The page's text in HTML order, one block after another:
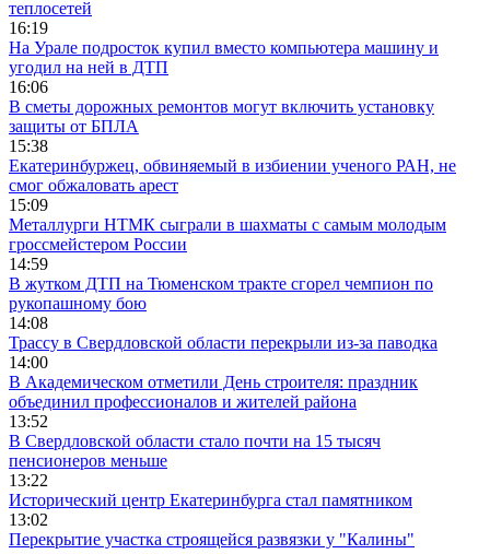
теплосетей
16:19
На Урале подросток купил вместо компьютера машину и
угодил на ней в ДТП
16:06
В сметы дорожных ремонтов могут включить установку
защиты от БПЛА
15:38
Екатеринбуржец, обвиняемый в избиении ученого РАН, не
смог обжаловать арест
15:09
Металлурги НТМК сыграли в шахматы с самым молодым
гроссмейстером России
14:59
В жутком ДТП на Тюменском тракте сгорел чемпион по
рукопашному бою
14:08
Трассу в Свердловской области перекрыли из-за паводка
14:00
В Академическом отметили День строителя: праздник
объединил профессионалов и жителей района
13:52
В Свердловской области стало почти на 15 тысяч
пенсионеров меньше
13:22
Исторический центр Екатеринбурга стал памятником
13:02
Перекрытие участка строящейся развязки у "Калины"